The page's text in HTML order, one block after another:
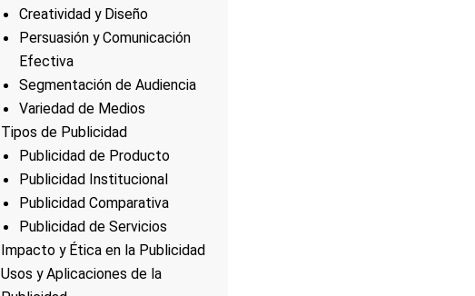
Creatividad y Diseño
Persuasión y Comunicación
Efectiva
Segmentación de Audiencia
Variedad de Medios
Tipos de Publicidad
Publicidad de Producto
Publicidad Institucional
Publicidad Comparativa
Publicidad de Servicios
Impacto y Ética en la Publicidad
Usos y Aplicaciones de la